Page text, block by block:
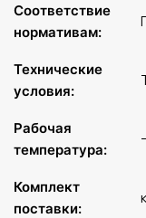
Соответствие
нормативам:
Технические
условия:
Рабочая
температура:
Комплект
поставки: